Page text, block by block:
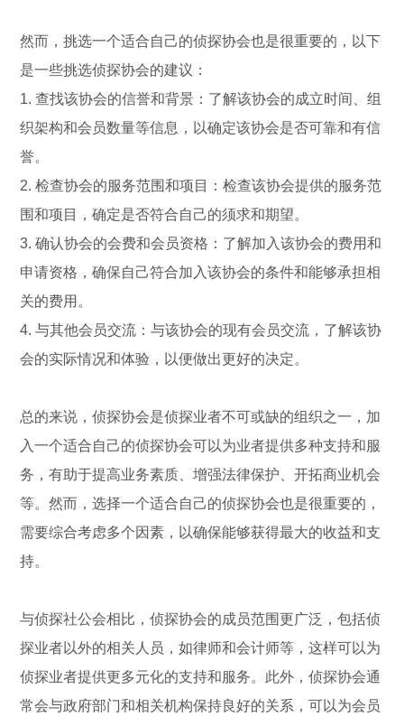
然而，挑选一个适合自己的侦探协会也是很重要的，以下
是一些挑选侦探协会的建议：
1. 查找该协会的信誉和背景：了解该协会的成立时间、组
织架构和会员数量等信息，以确定该协会是否可靠和有信
誉。
2. 检查协会的服务范围和项目：检查该协会提供的服务范
围和项目，确定是否符合自己的须求和期望。
3. 确认协会的会费和会员资格：了解加入该协会的费用和
申请资格，确保自己符合加入该协会的条件和能够承担相
关的费用。
4. 与其他会员交流：与该协会的现有会员交流，了解该协
会的实际情况和体验，以便做出更好的决定。
总的来说，侦探协会是侦探业者不可或缺的组织之一，加
入一个适合自己的侦探协会可以为业者提供多种支持和服
务，有助于提高业务素质、增强法律保护、开拓商业机会
等。然而，选择一个适合自己的侦探协会也是很重要的，
需要综合考虑多个因素，以确保能够获得最大的收益和支
持。
与侦探社公会相比，侦探协会的成员范围更广泛，包括侦
探业者以外的相关人员，如律师和会计师等，这样可以为
侦探业者提供更多元化的支持和服务。此外，侦探协会通
常会与政府部门和相关机构保持良好的关系，可以为会员